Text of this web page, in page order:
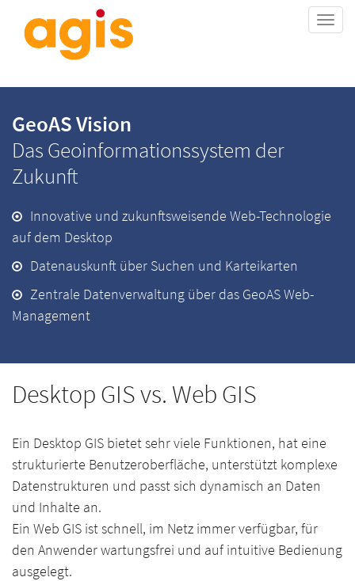
GeoAS Vision
Das Geoinformationssystem der
Zukunft
Innovative und zukunftsweisende Web-Technologie
auf dem Desktop
Datenauskunft über Suchen und Karteikarten
Zentrale Datenverwaltung über das GeoAS Web-
Management
Desktop GIS vs. Web GIS
Ein Desktop GIS bietet sehr viele Funktionen, hat eine
strukturierte Benutzeroberfläche, unterstützt komplexe
Datenstrukturen und passt sich dynamisch an Daten
und Inhalte an.
Ein Web GIS ist schnell, im Netz immer verfügbar, für
den Anwender wartungsfrei und auf intuitive Bedienung
ausgelegt.